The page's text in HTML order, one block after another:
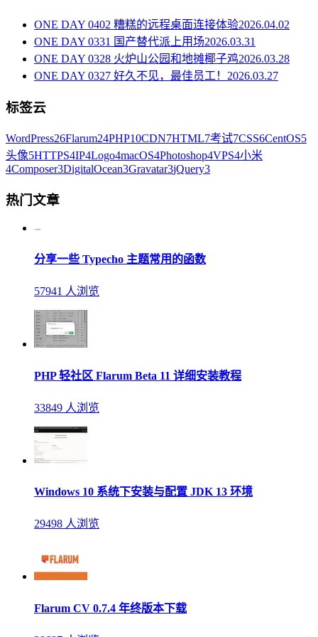
ONE DAY 0402 糟糕的远程桌面连接体验2026.04.02
ONE DAY 0331 国产替代派上用场2026.03.31
ONE DAY 0328 火炉山公园和地摊椰子鸡2026.03.28
ONE DAY 0327 好久不见，最佳员工！ 2026.03.27
标签云
WordPress26Flarum24PHP10CDN7HTML7考试7CSS6CentOS5
头像5HTTPS4IP4Logo4macOS4Photoshop4VPS4小米
4Composer3DigitalOcean3Gravatar3jQuery3
热门文章
分享一些 Typecho 主题常用的函数
57941 人浏览
PHP 轻社区 Flarum Beta 11 详细安装教程
33849 人浏览
Windows 10 系统下安装与配置 JDK 13 环境
29498 人浏览
Flarum CV 0.7.4 年终版本下载